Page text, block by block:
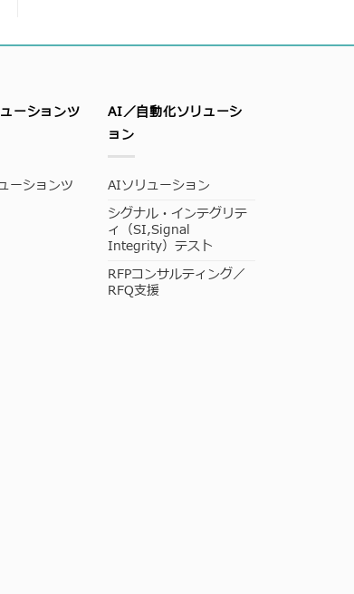
ーションツ
ーションツ
AI／自動化ソリューシ
ョン
AIソリューション
シグナル・インテグリテ
ィ（SI,Signal
Integrity）テスト
RFPコンサルティング／
RFQ支援